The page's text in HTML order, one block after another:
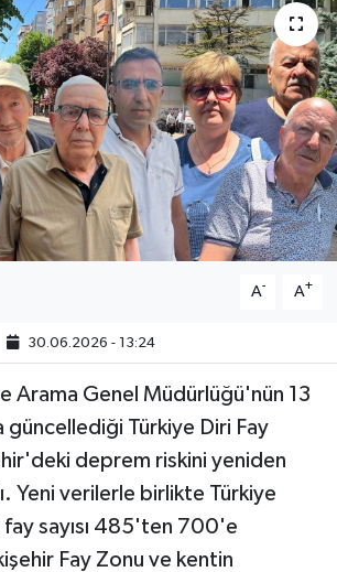
A- A+
30.06.2026 - 13:24
Arama Genel Müdürlüğü'nün 13
güncellediği Türkiye Diri Fay
deprem riskini yeniden
Yeni verilerle birlikte Türkiye
sayısı 485'ten 700'e
Fay Zonu ve kentin